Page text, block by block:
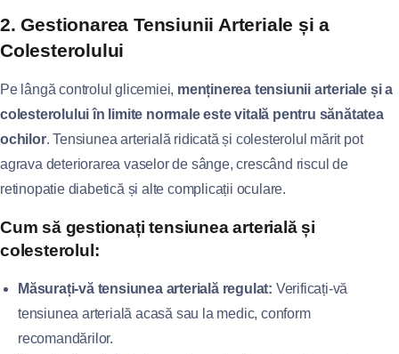
2. Gestionarea Tensiunii Arteriale și a
Colesterolului
Pe lângă controlul glicemiei, menținerea tensiunii arteriale și a
colesterolului în limite normale este vitală pentru sănătatea
ochilor. Tensiunea arterială ridicată și colesterolul mărit pot
agrava deteriorarea vaselor de sânge, crescând riscul de
retinopatie diabetică și alte complicații oculare.
Cum să gestionați tensiunea arterială și
colesterolul:
Măsurați-vă tensiunea arterială regulat: Verificați-vă
tensiunea arterială acasă sau la medic, conform
recomandărilor.